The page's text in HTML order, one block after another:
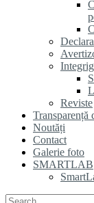
Reviste
Transparență
Noutăți
Contact
Galerie foto
SMARTLAB